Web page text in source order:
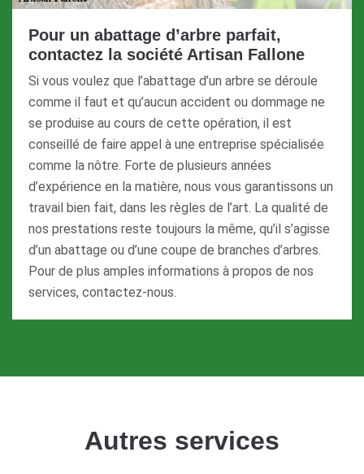
Pour un abattage d’arbre parfait,
contactez la société Artisan Fallone
Si vous voulez que l’abattage d’un arbre se déroule
comme il faut et qu’aucun accident ou dommage ne
se produise au cours de cette opération, il est
conseillé de faire appel à une entreprise spécialisée
comme la nôtre. Forte de plusieurs années
d’expérience en la matière, nous vous garantissons un
travail bien fait, dans les règles de l’art. La qualité de
nos prestations reste toujours la même, qu’il s’agisse
d’un abattage ou d’une coupe de branches d’arbres.
Pour de plus amples informations à propos de nos
services, contactez-nous.
Autres services